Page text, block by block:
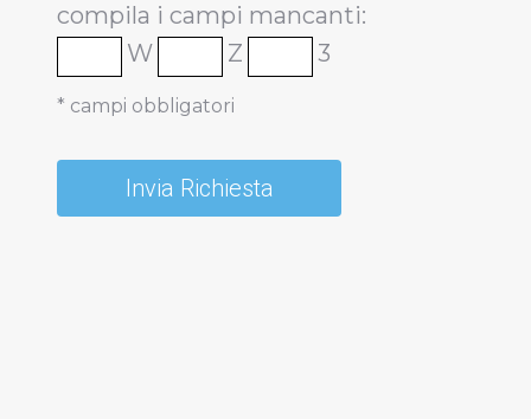
compila i campi mancanti:
W
Z 3
* campi obbligatori